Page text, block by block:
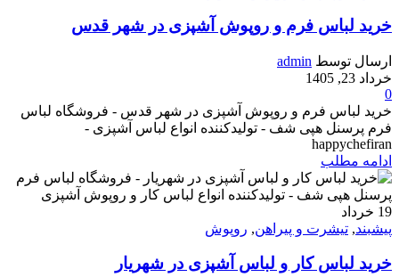
خرید لباس فرم و روپوش آشپزی در شهر قدس
ارسال توسط admin
خرداد 23, 1405
0
خرید لباس فرم و روپوش آشپزی در شهر قدس - فروشگاه لباس
فرم پرسنل هپی شف - تولیدکننده انواع لباس آشپزی -
happychefiran
ادامه مطلب
19 خرداد
پیشبند, تیشرت و پیراهن, روپوش
خرید لباس کار و لباس آشپزی در شهریار